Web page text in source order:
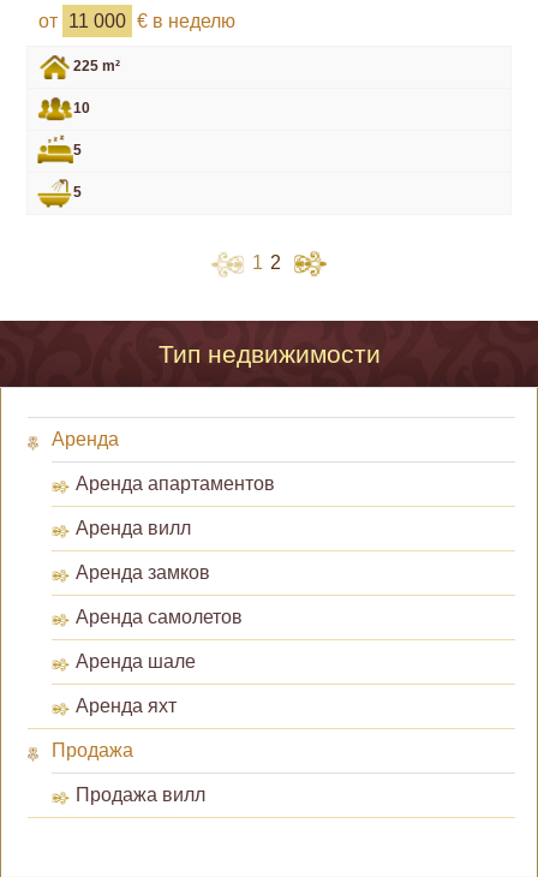
от 11 000 € в неделю
225 m²
10
5
5
1 2
Тип недвижимости
Аренда
Аренда апартаментов
Аренда вилл
Аренда замков
Аренда самолетов
Аренда шале
Аренда яхт
Продажа
Продажа вилл